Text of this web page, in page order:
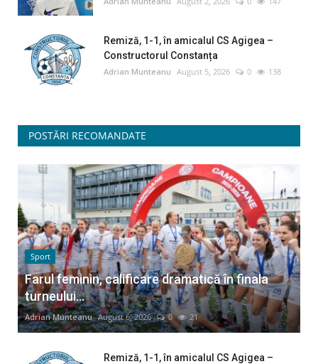
Remiză, 1-1, în amicalul CS Agigea –
Constructorul Constanța
Adrian Munteanu August 5, 2026 0 138
POSTĂRI RECOMANDATE
Sport
Farul feminin, calificare dramatică în finala
turneului...
Adrian Munteanu August 6, 2026 0 21
Remiză, 1-1, în amicalul CS Agigea –